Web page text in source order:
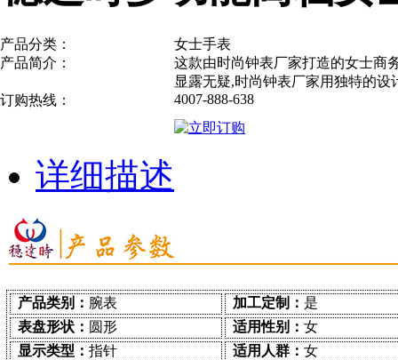
产品分类：
女士手表
产品简介：
这款由时尚钟表厂家打造的女士商
显露无疑,时尚钟表厂家用独特的设
订购热线：
4007-888-638
详细描述
产品类别： 腕表 加工定制： 是
表盘形状： 圆形 适用性别： 女
显示类型： 指针 适用人群： 女